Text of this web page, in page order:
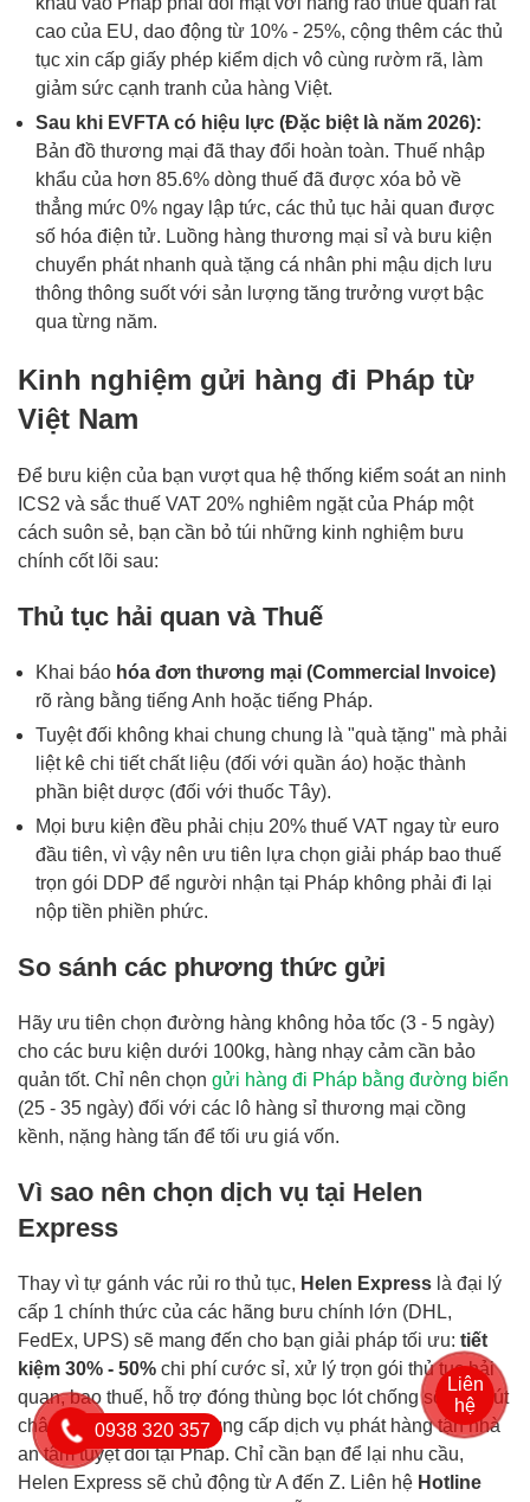
cao của EU, dao động từ 10% - 25%, cộng thêm các thủ
tục xin cấp giấy phép kiểm dịch vô cùng rườm rã, làm
giảm sức cạnh tranh của hàng Việt.
Sau khi EVFTA có hiệu lực (Đặc biệt là năm 2026):
Bản đồ thương mại đã thay đổi hoàn toàn. Thuế nhập
khẩu của hơn 85.6% dòng thuế đã được xóa bỏ về
thẳng mức 0% ngay lập tức, các thủ tục hải quan được
số hóa điện tử. Luồng hàng thương mại sỉ và bưu kiện
chuyển phát nhanh quà tặng cá nhân phi mậu dịch lưu
thông thông suốt với sản lượng tăng trưởng vượt bậc
qua từng năm.
Kinh nghiệm gửi hàng đi Pháp từ
Việt Nam
Để bưu kiện của bạn vượt qua hệ thống kiểm soát an ninh
ICS2 và sắc thuế VAT 20% nghiêm ngặt của Pháp một
cách suôn sẻ, bạn cần bỏ túi những kinh nghiệm bưu
chính cốt lõi sau:
Thủ tục hải quan và Thuế
Khai báo hóa đơn thương mại (Commercial Invoice)
rõ ràng bằng tiếng Anh hoặc tiếng Pháp.
Tuyệt đối không khai chung chung là "quà tặng" mà phải
liệt kê chi tiết chất liệu (đối với quần áo) hoặc thành
phần biệt dược (đối với thuốc Tây).
Mọi bưu kiện đều phải chịu 20% thuế VAT ngay từ euro
đầu tiên, vì vậy nên ưu tiên lựa chọn giải pháp bao thuế
trọn gói DDP để người nhận tại Pháp không phải đi lại
nộp tiền phiền phức.
So sánh các phương thức gửi
Hãy ưu tiên chọn đường hàng không hỏa tốc (3 - 5 ngày)
cho các bưu kiện dưới 100kg, hàng nhạy cảm cần bảo
quản tốt. Chỉ nên chọn gửi hàng đi Pháp bằng đường biển
(25 - 35 ngày) đối với các lô hàng sỉ thương mại cồng
kềnh, nặng hàng tấn để tối ưu giá vốn.
Vì sao nên chọn dịch vụ tại Helen
Express
Thay vì tự gánh vác rủi ro thủ tục, Helen Express là đại lý
cấp 1 chính thức của các hãng bưu chính lớn (DHL,
FedEx, UPS) sẽ mang đến cho bạn giải pháp tối ưu: tiết
kiệm 30% - 50% chi phí cước sỉ, xử lý trọn gói thủ tục hải
quan, bao thuế, hỗ trợ đóng thùng bọc lót chống sốc và hút
chân không miễn phí, cung cấp dịch vụ phát hàng tận nhà
an tâm tuyệt đối tại Pháp. Chỉ cần bạn để lại nhu cầu,
Helen Express sẽ chủ động từ A đến Z. Liên hệ Hotline
0938 320 357
Liên
hệ